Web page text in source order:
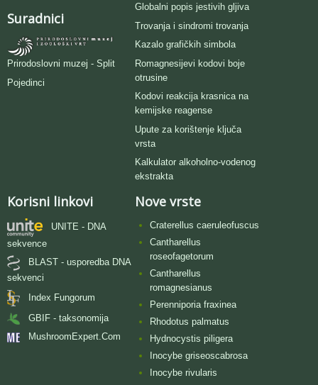
Suradnici
Prirodoslovni muzej - Split
Pojedinci
Globalni popis jestivih gljiva
Trovanja i sindromi trovanja
Kazalo grafičkih simbola
Romagnesijevi kodovi boje
otrusine
Kodovi reakcija krasnica na
kemijske reagense
Upute za korištenje ključa
vrsta
Kalkulator alkoholno-vodenog
ekstrakta
Korisni linkovi
UNITE - DNA
sekvence
BLAST - usporedba DNA
sekvenci
Index Fungorum
GBIF - taksonomija
MushroomExpert.Com
Nove vrste
Craterellus caeruleofuscus
Cantharellus
roseofagetorum
Cantharellus
romagnesianus
Perenniporia fraxinea
Rhodotus palmatus
Hydnocystis piligera
Inocybe griseoscabrosa
Inocybe rivularis